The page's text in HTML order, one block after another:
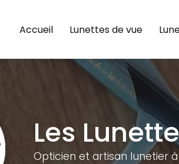
Accueil
Lunettes de vue
Les
Opticien et artisan lunetier à